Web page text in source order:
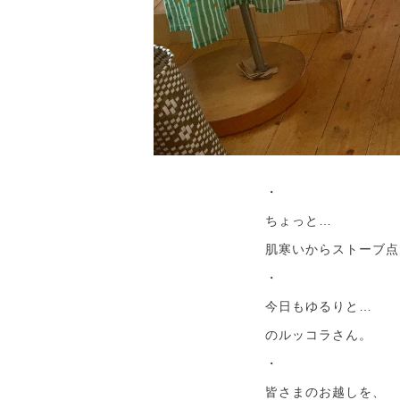
・
ちょっと…
肌寒いからストーブ
・
今日もゆるりと…
のルッコラさん。
・
皆さまのお越しを、